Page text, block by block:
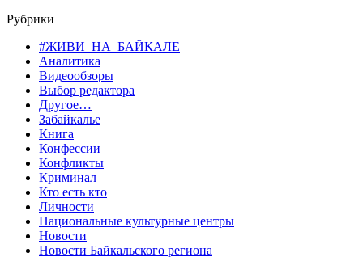
Рубрики
#ЖИВИ_НА_БАЙКАЛЕ
Аналитика
Видеообзоры
Выбор редактора
Другое…
Забайкалье
Книга
Конфессии
Конфликты
Криминал
Кто есть кто
Личности
Национальные культурные центры
Новости
Новости Байкальского региона